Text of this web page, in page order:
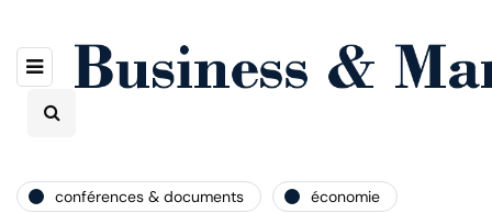
conférences & documents
économie